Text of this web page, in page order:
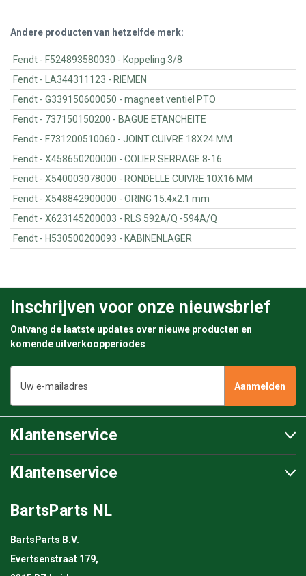
Andere producten van hetzelfde merk:
Fendt - F524893580030 - Koppeling 3/8
Fendt - LA344311123 - RIEMEN
Fendt - G339150600050 - magneet ventiel PTO
Fendt - 737150150200 - BAGUE ETANCHEITE
Fendt - F731200510060 - JOINT CUIVRE 18X24 MM
Fendt - X458650200000 - COLIER SERRAGE 8-16
Fendt - X540003078000 - RONDELLE CUIVRE 10X16 MM
Fendt - X548842900000 - ORING 15.4x2.1 mm
Fendt - X623145200003 - RLS 592A/Q -594A/Q
Fendt - H530500200093 - KABINENLAGER
Inschrijven voor onze nieuwsbrief
Ontvang de laatste updates over nieuwe producten en
komende uitverkoopperiodes
mailadres
Klantenservice
Klantenservice
BartsParts NL
BartsParts B.V.
Evertsenstraat 179,